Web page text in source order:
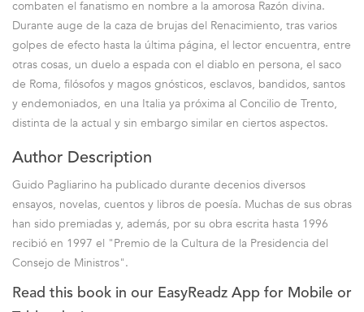
combaten el fanatismo en nombre a la amorosa Razón divina.
Durante auge de la caza de brujas del Renacimiento, tras varios
golpes de efecto hasta la última página, el lector encuentra, entre
otras cosas, un duelo a espada con el diablo en persona, el saco
de Roma, filósofos y magos gnósticos, esclavos, bandidos, santos
y endemoniados, en una Italia ya próxima al Concilio de Trento,
distinta de la actual y sin embargo similar en ciertos aspectos.
Author Description
Guido Pagliarino ha publicado durante decenios diversos
ensayos, novelas, cuentos y libros de poesía. Muchas de sus obras
han sido premiadas y, además, por su obra escrita hasta 1996
recibió en 1997 el "Premio de la Cultura de la Presidencia del
Consejo de Ministros".
Read this book in our EasyReadz App for Mobile or